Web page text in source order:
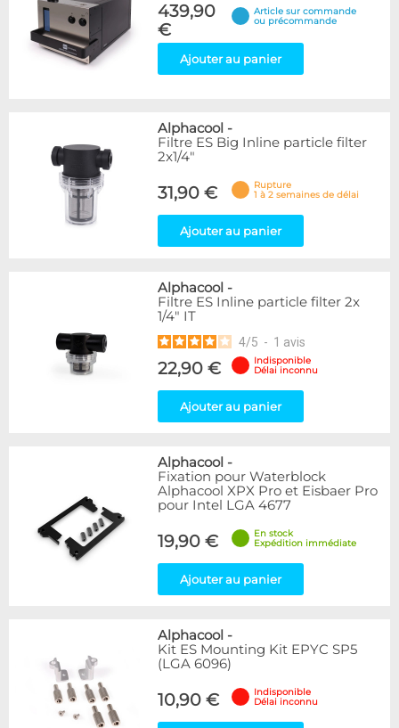
439,90
€
Article sur commande
ou précommande
Ajouter au panier
Alphacool -
Filtre ES Big Inline particle filter
2x1/4"
31,90 €
Rupture
1 à 2 semaines de délai
Ajouter au panier
Alphacool -
Filtre ES Inline particle filter 2x
1/4" IT
4/5 - 1 avis
22,90 €
Indisponible
Délai inconnu
Ajouter au panier
Alphacool -
Fixation pour Waterblock
Alphacool XPX Pro et Eisbaer Pro
pour Intel LGA 4677
19,90 €
En stock
Expédition immédiate
Ajouter au panier
Alphacool -
Kit ES Mounting Kit EPYC SP5
(LGA 6096)
10,90 €
Indisponible
Délai inconnu